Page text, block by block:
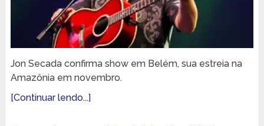
Jon Secada confirma show em Belém, sua estreia na
Amazônia em novembro.
[Continuar lendo...]